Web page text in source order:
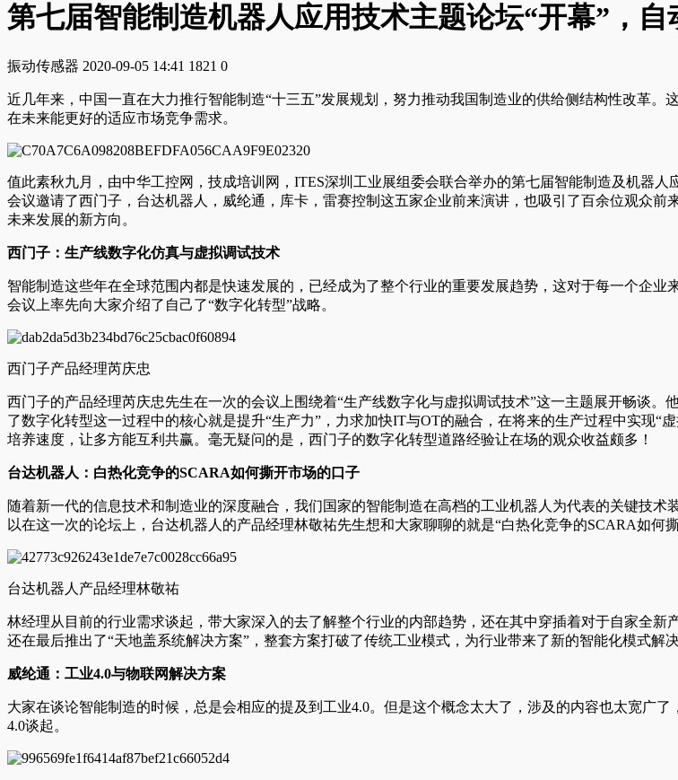
第七届智能制造机器人应用技术主题论坛“开幕”，
振动传感器 2020-09-05 14:41 1821 0
近几年来，中国一直在大力推行智能制造“十三五”发展规划，努力推动我国制造业的供给侧结构性改革
在未来能更好的适应市场竞争需求。
值此素秋九月，由中华工控网，技成培训网，ITES深圳工业展组委会联合举办的第七届智能制造及机器
会议邀请了西门子，台达机器人，威纶通，库卡，雷赛控制这五家企业前来演讲，也吸引了百余位观众
未来发展的新方向。
西门子：生产线数字化仿真与虚拟调试技术
智能制造这些年在全球范围内都是快速发展的，已经成为了整个行业的重要发展趋势，这对于每一个企
会议上率先向大家介绍了自己了“数字化转型”战略。
西门子产品经理芮庆忠
西门子的产品经理芮庆忠先生在一次的会议上围绕着“生产线数字化与虚拟调试技术”这一主题展开畅谈
了数字化转型这一过程中的核心就是提升“生产力”，力求加快IT与OT的融合，在将来的生产过程中实现
培养速度，让多方能互利共赢。毫无疑问的是，西门子的数字化转型道路经验让在场的观众收益颇多！
台达机器人：白热化竞争的SCARA如何撕开市场的口子
随着新一代的信息技术和制造业的深度融合，我们国家的智能制造在高档的工业机器人为代表的关键技
以在这一次的论坛上，台达机器人的产品经理林敬祐先生想和大家聊聊的就是“白热化竞争的SCARA如何撕
台达机器人产品经理林敬祐
林经理从目前的行业需求谈起，带大家深入的去了解整个行业的内部趋势，还在其中穿插着对于自家全
还在最后推出了“天地盖系统解决方案”，整套方案打破了传统工业模式，为行业带来了新的智能化模式解
威纶通：工业4.0与物联网解决方案
大家在谈论智能制造的时候，总是会相应的提及到工业4.0。但是这个概念太大了，涉及的内容也太宽广
4.0谈起。